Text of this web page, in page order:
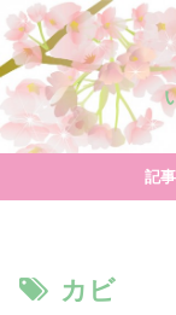
記
カビ